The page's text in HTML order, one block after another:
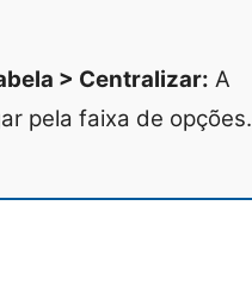
> Centralizar: A
pela faixa de opções.